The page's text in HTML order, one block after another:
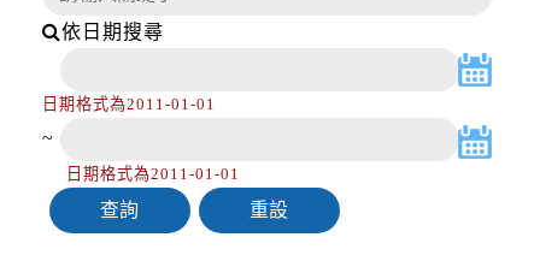
道、自行車道及人行道，氣象預測風速達8級
第13號颱風及其外圍環流影響，易有短延時強降
雨，今(8日)晚至明(9)日新竹縣山區、苗栗縣山
區有局部豪雨或大豪雨，北海岸、臺北市山區、
新北市山區、桃園市山區、臺中市...
依日期搜尋
日期格式為2011-01-01
~
日期格式為2011-01-01